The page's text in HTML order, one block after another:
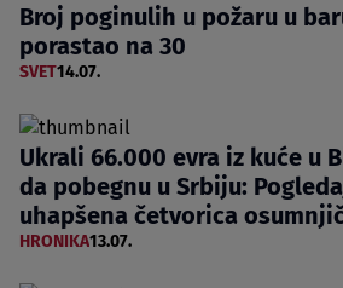
Broj poginulih u požaru u
porastao na 30
SVET14.07.
Ukrali 66.000 evra iz kuće u
da pobegnu u Srbiju:
uhapšena četvorica
HRONIKA13.07.